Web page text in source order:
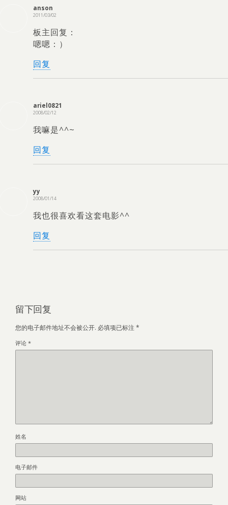
anson
2011/03/02
板主回复：
嗯嗯：）
回复
ariel0821
2008/02/12
我嘛是^^~
回复
yy
2008/01/14
我也很喜欢看这套电影^^
回复
留下回复
您的电子邮件地址不会被公开. 必填项已标注*
评论 *
姓名
电子邮件
网站